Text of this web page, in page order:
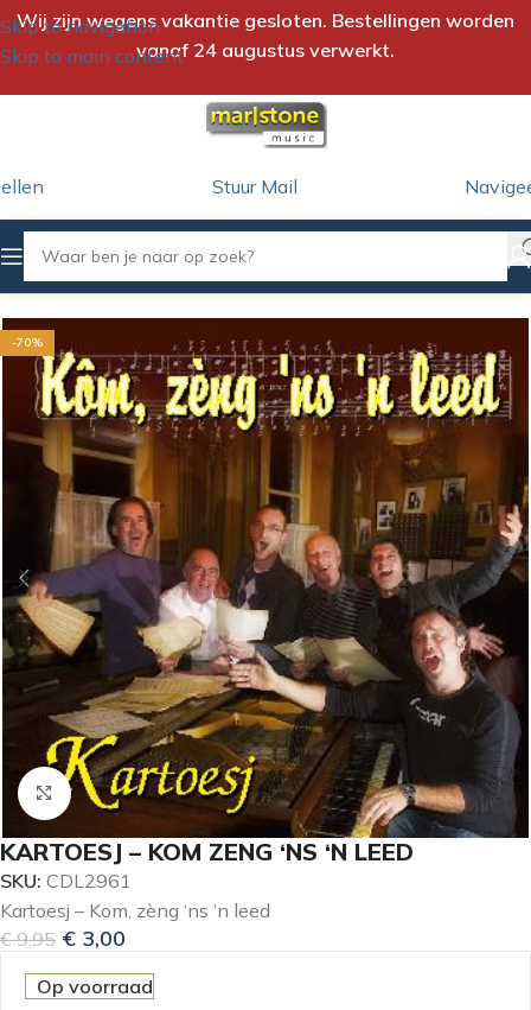
Skip to navigation
Skip to main content
Wij zijn wegens vakantie gesloten. Bestellingen worden
vanaf 24 augustus verwerkt.
Stuur Mail
Home/CD
-70%
Klik om te vergroten
KARTOESJ – KOM ZENG ‘NS ‘N LEED
SKU: CDL2961
Kartoesj – Kom, zèng ‘ns ’n leed
€9,95 € 3,00
Op voorraad